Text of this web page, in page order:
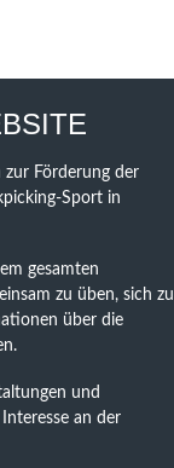
zur Förderung der
Sport in
gesamten
zu üben, sich zu
über die
und
an der